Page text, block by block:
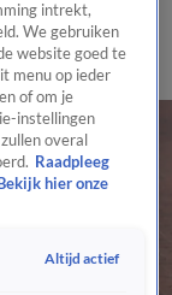
PanelVideo's
intrekt,
We gebruiken
website goed te
menu op ieder
of om je
instellingen
overal
Raadpleeg
Bekijk hier onze
Altijd actief